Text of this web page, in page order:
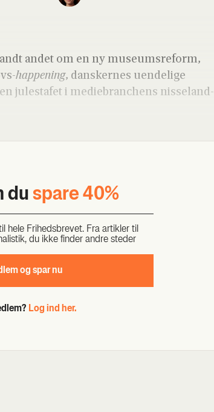
andet om en ny muse­ums­re­form,
hap­pe­ning, dan­sker­nes uen­de­li­ge
julesta­fet i medi­e­bran­chens nis­seland­
du spa­re 40%
hele Fri­heds­bre­vet. Fra artik­ler til
du ikke fin­der andre ste­der
og spar nu
Log ind her.